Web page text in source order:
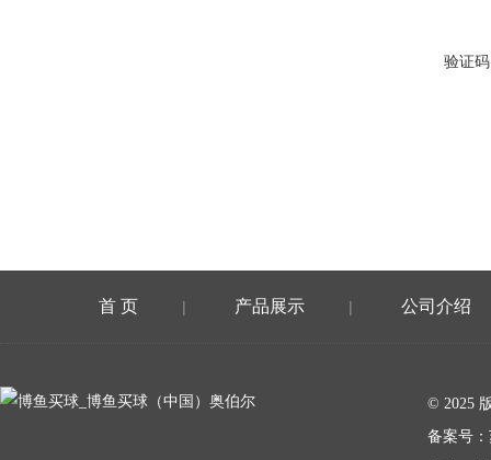
验证
首 页 | 产品展示 | 公司介绍
© 2025
备案号：